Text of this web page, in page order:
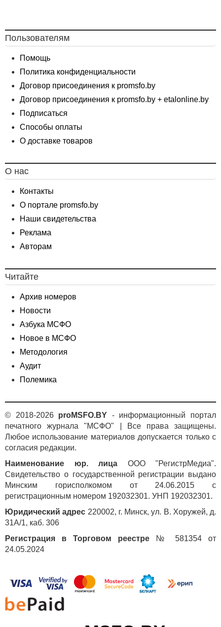
Пользователям
Помощь
Политика конфиденциальности
Договор присоединения к promsfo.by
Договор присоединения к promsfo.by + etalonline.by
Подписаться
Способы оплаты
О доставке товаров
О нас
Контакты
О портале promsfo.by
Наши свидетельства
Реклама
Авторам
Читайте
Архив номеров
Новости
Азбука МСФО
Новое в МСФО
Методология
Аудит
Полемика
© 2018-2026 proMSFO.BY - информационный портал
печатного журнала "МСФО" | Все права защищены.
Любое использование материалов допускается только с
согласия редакции.
Наименование юр. лица ООО "РегистрМедиа".
Свидетельство о государственной регистрации выдано
Минским горисполкомом от 24.06.2015 с
регистрационным номером 192032301. УНП 192032301.
Юридический адрес 220002, г. Минск, ул. В. Хоружей, д.
31А/1, каб. 306
Регистрация в Торговом реестре № 581354 от
24.05.2024